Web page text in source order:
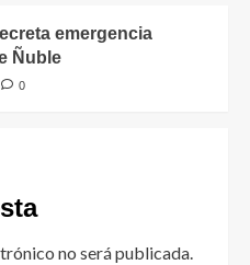
emergencia
Ñuble
0
no será publicada.